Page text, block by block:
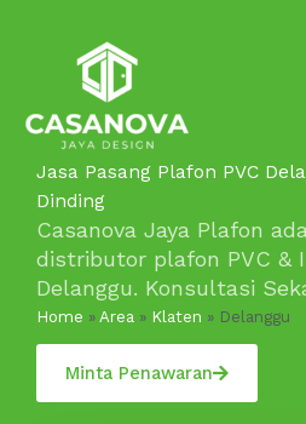
Jasa Pasang Plafon PVC
Dinding
Casanova Jaya Plafon
distributor plafon PVC &
Delanggu. Konsultasi
Home » Area » Klaten » Delanggu
Minta Penawaran